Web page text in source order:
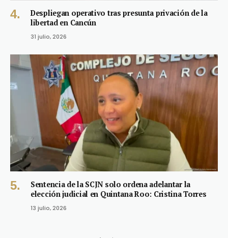
Despliegan operativo tras presunta privación de la
libertad en Cancún
31 julio, 2026
Sentencia de la SCJN solo ordena adelantar la
elección judicial en Quintana Roo: Cristina Torres
13 julio, 2026